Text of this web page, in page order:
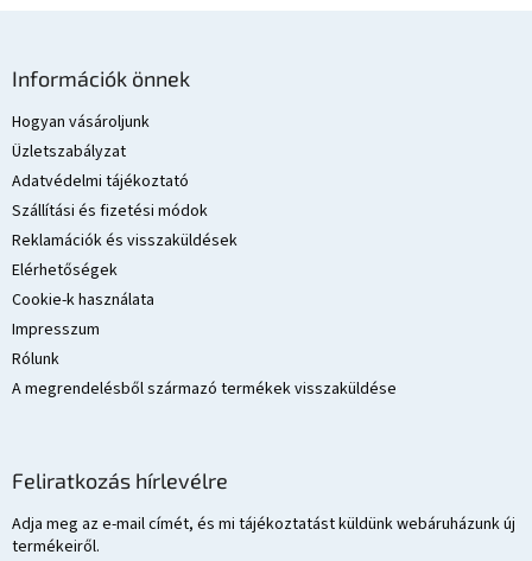
Információk önnek
Hogyan vásároljunk
Üzletszabályzat
Adatvédelmi tájékoztató
Szállítási és fizetési módok
Reklamációk és visszaküldések
Elérhetőségek
Cookie-k használata
Impresszum
Rólunk
A megrendelésből származó termékek visszaküldése
Feliratkozás hírlevélre
Adja meg az e-mail címét, és mi tájékoztatást küldünk webáruházunk új
termékeiről.